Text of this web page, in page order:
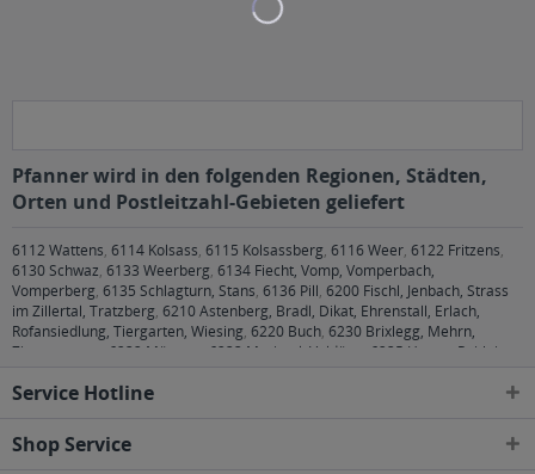
Pfanner wird in den folgenden Regionen, Städten,
Orten und Postleitzahl-Gebieten geliefert
6112 Wattens, 6114 Kolsass, 6115 Kolsassberg, 6116 Weer, 6122 Fritzens,
6130 Schwaz, 6133 Weerberg, 6134 Fiecht, Vomp, Vomperbach,
Vomperberg, 6135 Schlagturn, Stans, 6136 Pill, 6200 Fischl, Jenbach, Strass
im Zillertal, Tratzberg, 6210 Astenberg, Bradl, Dikat, Ehrenstall, Erlach,
Rofansiedlung, Tiergarten, Wiesing, 6220 Buch, 6230 Brixlegg, Mehrn,
Zimmermoos
6232 Münster 6233 Mariatal, Voldöpp
6235 Hygna, Reith im
Alpbachtal ,6261 Schlitters, Strass im Zillertal
Service Hotline
Shop Service